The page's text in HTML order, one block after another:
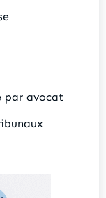
par avocat